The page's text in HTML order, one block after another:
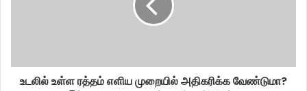
உடலில் உள்ள ரத்தம் எளிய முறையில் அதிகரிக்க வேண்டுமா?